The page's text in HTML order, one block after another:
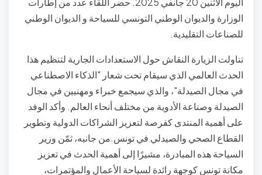
اليوم الاثنين 20 جانفي 2025. حضر اللقاء عدد من إطارات
الوزارة والديوان الوطني التونسي للسياحة و الديوان الوطني
للصناعات التقليدية.
تناولت الزيارة النقاش حول الاستعدادات الجارية لتنظيم هذا
الحدث العالمي الذي سيقام تحت شعار "الذكاء الاصطناعي
في مجال الصيدلة"، والذي سيجمع خبراء ومهنيين في مجال
الصيدلة وصناعة الأدوية من مختلف أنحاء العالم. وأكد الوفد
على أهمية المنتدى كفرصة لتعزيز الشراكات الدولية وتطوير
القطاع الصحي والصيدلي في تونس.من جانبه، ثمّن وزير
السياحة هذه المبادرة، مشيرًا إلى أهمية الحدث في تعزيز
مكانة تونس كوجهة رائدة لسياحة الأعمال والمؤتمرات،